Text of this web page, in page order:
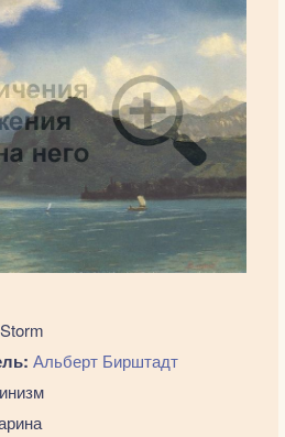
Альберт Бирштадт